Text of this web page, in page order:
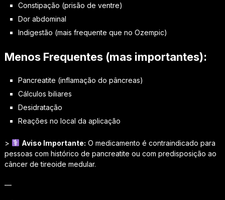
Constipação (prisão de ventre)
Dor abdominal
Indigestão (mais frequente que no Ozempic)
Menos Frequentes (mas importantes):
Pancreatite (inflamação do pâncreas)
Cálculos biliares
Desidratação
Reações no local da aplicação
> Aviso Importante: O medicamento é contraindicado para
pessoas com histórico de pancreatite ou com predisposição ao
câncer de tireoide medular.
—